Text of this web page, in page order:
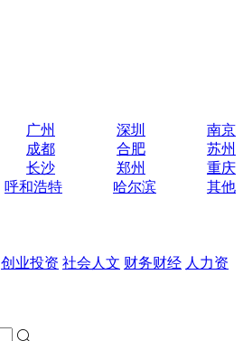
广州 深圳
南京
成都 合肥
苏州
长沙 郑州
重庆
呼和浩特 哈尔滨
其他
创业投资 社会人文 财务财经 人力资